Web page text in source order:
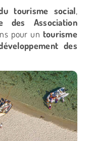
tourisme social,
des Association
pour un tourisme
des